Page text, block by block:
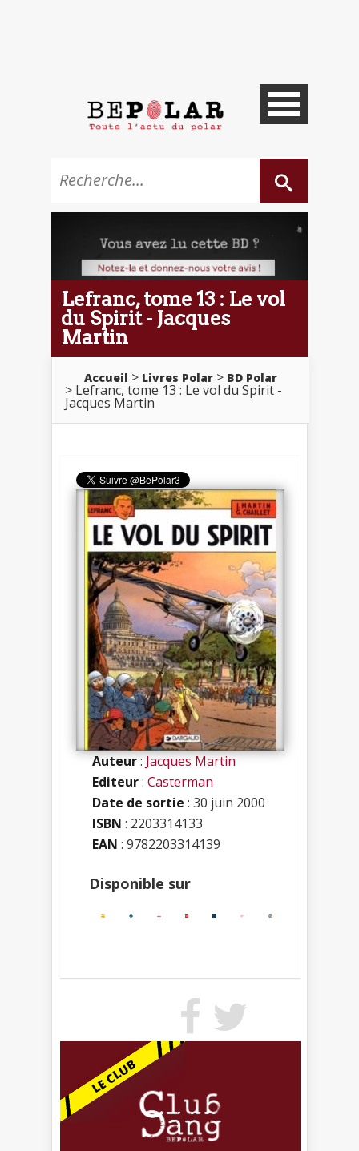
Lefranc, tome 13 : Le vol
du Spirit - Jacques
Martin
Accueil Livres Polar BD Polar
Lefranc, tome 13 : Le vol du Spirit -
Jacques Martin
Auteur:Jacques Martin
Editeur: Casterman
Date de sortie : 30 juin 2000
ISBN : 2203314133
EAN : 9782203314139
Disponible sur